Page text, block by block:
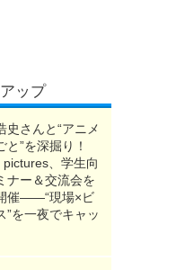
ップ
史さんと“アニメ
と”を深掘り！
pictures、学生向
ナー＆交流会を
催――“現場×ビ
”を一夜でキャッ